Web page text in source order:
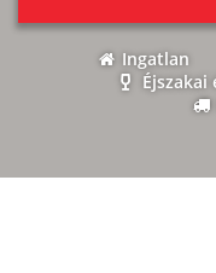
Ingatlan
Éjszakai